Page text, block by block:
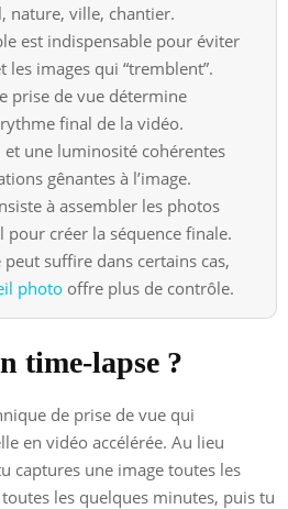
nature, ville, chantier.
est indispensable pour éviter
les images qui “tremblent”.
prise de vue détermine
final de la vidéo.
une luminosité cohérentes
gênantes à l’image.
à assembler les photos
pour créer la séquence finale.
suffire dans certains cas,
photo offre plus de contrôle.
time-lapse ?
de prise de vue qui
en vidéo accélérée. Au lieu
captures une image toutes les
les quelques minutes, puis tu